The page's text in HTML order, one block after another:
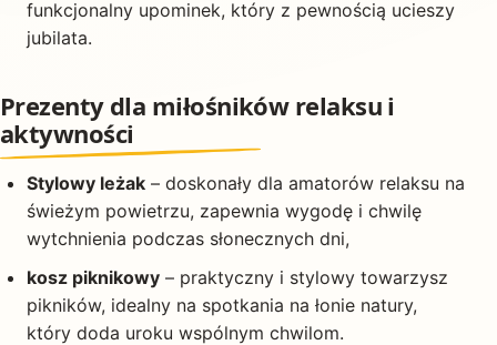
funkcjonalny upominek, który z pewnością ucieszy
jubilata.
Prezenty dla miłośników relaksu i
aktywności
Stylowy leżak – doskonały dla amatorów relaksu na
świeżym powietrzu, zapewnia wygodę i chwilę
wytchnienia podczas słonecznych dni,
kosz piknikowy – praktyczny i stylowy towarzysz
pikników, idealny na spotkania na łonie natury,
który doda uroku wspólnym chwilom.